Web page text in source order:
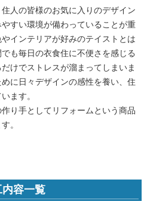
人の皆様のお気に入りのデザイン
すい環境が備わっていることが重
インテリアが好みのテイストとは
も毎日の衣食住に不便さを感じる
けでストレスが溜まってしまいま
に日々デザインの感性を養い、住
ます。
り手としてリフォームという商品
。
容一覧